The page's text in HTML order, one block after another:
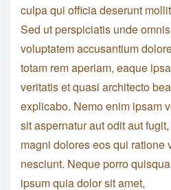
culpa qui officia deserunt
Sed ut perspiciatis unde
voluptatem accusantium
totam rem aperiam, eaque
veritatis et quasi architecto
explicabo. Nemo enim ipsam
sit aspernatur aut odit aut
magni dolores eos qui ratione
nesciunt. Neque porro
ipsum quia dolor sit amet,